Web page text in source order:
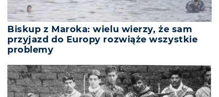
Biskup z Maroka: wielu wierzy, że sam
przyjazd do Europy rozwiąże wszystkie
problemy